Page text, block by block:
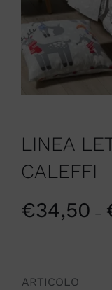
LINEA
CALEFFI
€34,50 –
ARTICOLO